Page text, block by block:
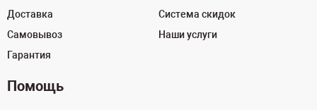
Доставка
Самовывоз
Гарантия
Система скидок
Наши услуги
Помощь